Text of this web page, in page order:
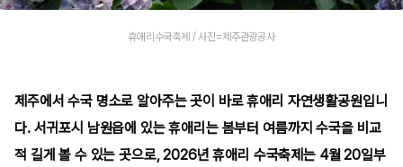
휴애리수국축제 / 사진=제주관광공사
제주에서 수국 명소로 알아주는 곳이 바로 휴애리 자연생활공원입니
다. 서귀포시 남원읍에 있는 휴애리는 봄부터 여름까지 수국을 비교
적 길게 볼 수 있는 곳으로, 2026년 휴애리 수국축제는 4월 20일부